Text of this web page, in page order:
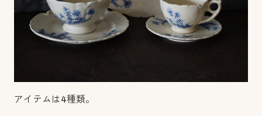
アイテムは4種類。